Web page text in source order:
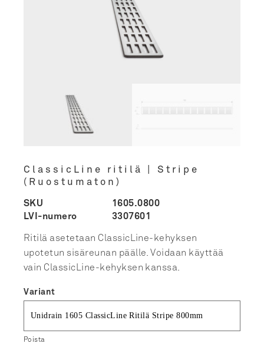
ClassicLine ritilä | Stripe
(Ruostumaton)
SKU
1605.0800
LVI-numero
3307601
Ritilä asetetaan ClassicLine-kehyksen
upotetun sisäreunan päälle. Voidaan käyttää
vain ClassicLine-kehyksen kanssa.
Variant
Poista